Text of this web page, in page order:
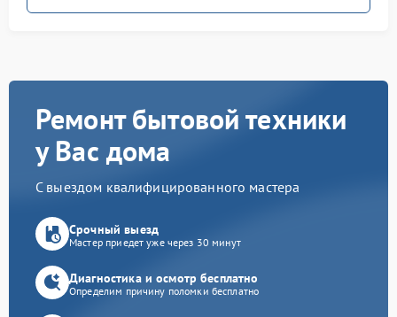
Ремонт бытовой техники
у Вас дома
С выездом квалифицированного мастера
Срочный выезд
Мастер приедет уже через 30 минут
Диагностика и осмотр бесплатно
Определим причину поломки бесплатно